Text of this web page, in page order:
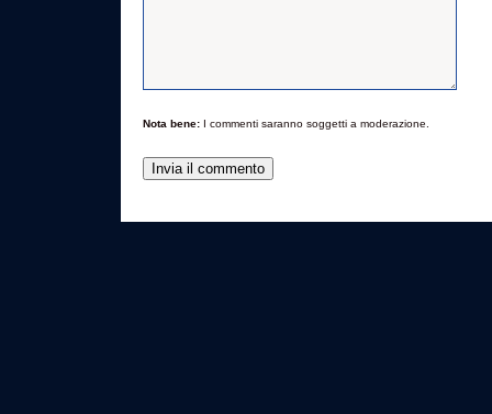
Nota bene: I commenti saranno soggetti a moderazione.